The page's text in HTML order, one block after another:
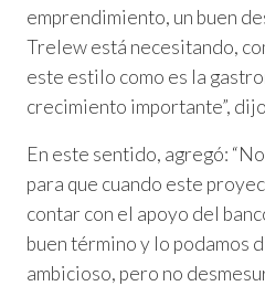
emprendimiento, un buen
Trelew está necesitando,
este estilo como es la
crecimiento importante”,
En este sentido, agregó:
para que cuando este
contar con el apoyo del
buen término y lo podamos
ambicioso, pero no